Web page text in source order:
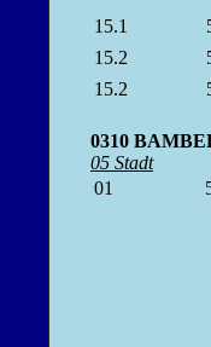
15.1
15.2
15.2
0310
05 Stadt
01